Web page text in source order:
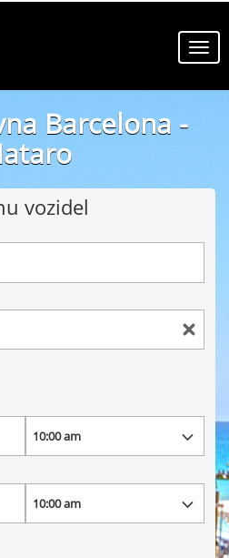
Barcelona -
městě Barcelona - Mataro
vozidel